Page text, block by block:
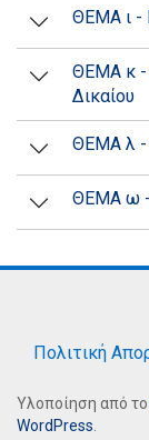
ΘΕΜΑ ι -
ΘΕΜΑ κ -
Δικαίου
ΘΕΜΑ λ -
ΘΕΜΑ ω -
Πολιτική
Υλοποίηση από το
WordPress.